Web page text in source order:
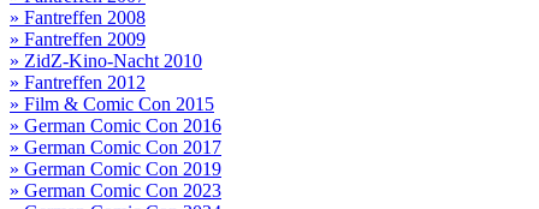
» Fantreffen 2008
» Fantreffen 2009
» ZidZ-Kino-Nacht 2010
» Fantreffen 2012
» Film & Comic Con 2015
» German Comic Con 2016
» German Comic Con 2017
» German Comic Con 2019
» German Comic Con 2023